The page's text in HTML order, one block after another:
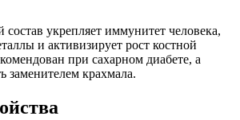
укрепляет иммунитет человека,
и активизирует рост костной
при сахарном диабете, а
заменителем крахмала.